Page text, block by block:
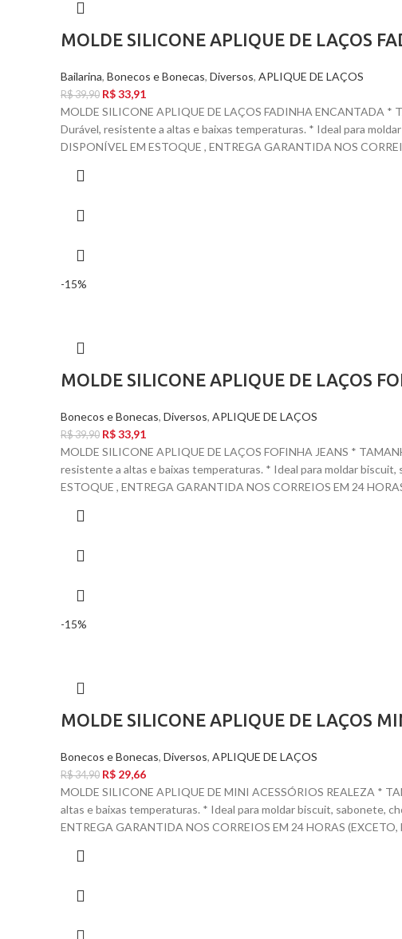
MOLDE SILICONE APLIQUE DE LAÇOS
Bailarina, Bonecos e Bonecas, Diversos, APLIQUE DE LAÇOS
R$39,90 R$33,91
MOLDE SILICONE APLIQUE DE LAÇOS FADINHA ENCANTADA *
Durável, resistente a altas e baixas temperaturas. * Ideal para
DISPONÍVEL EM ESTOQUE , ENTREGA GARANTIDA NOS
-15%
MOLDE SILICONE APLIQUE DE LAÇOS
Bonecos e Bonecas, Diversos, APLIQUE DE LAÇOS
R$39,90 R$33,91
MOLDE SILICONE APLIQUE DE LAÇOS FOFINHA JEANS *
resistente a altas e baixas temperaturas. * Ideal para moldar
ESTOQUE , ENTREGA GARANTIDA NOS CORREIOS EM 24
-15%
MOLDE SILICONE APLIQUE DE LAÇOS
Bonecos e Bonecas, Diversos, APLIQUE DE LAÇOS
R$34,90 R$ 29,66
MOLDE SILICONE APLIQUE DE MINI ACESSÓRIOS REALEZA *
altas e baixas temperaturas. * Ideal para moldar biscuit, sabonete,
ENTREGA GARANTIDA NOS CORREIOS EM 24 HORAS (EXCETO,